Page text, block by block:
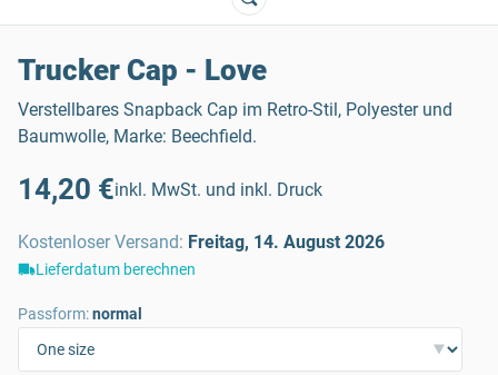
Trucker Cap - Love
Verstellbares Snapback Cap im Retro-Stil, Polyester und
Baumwolle, Marke: Beechfield.
14,20 €inkl. MwSt. und inkl. Druck
Kostenloser Versand: Freitag, 14. August 2026
Lieferdatum berechnen
Passform:normal